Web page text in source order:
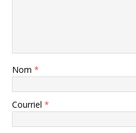
Nom *
Courriel *